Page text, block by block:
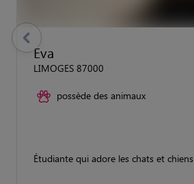
Eva
LIMOGES 87000
possède des animaux
Étudiante qui adore les chats et chiens
previous